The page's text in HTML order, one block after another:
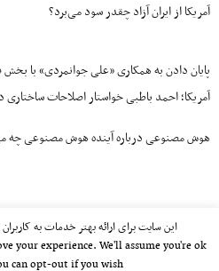
آمریکا از ایران آزاد چقدر سود می‌برد؟
پایان دادن به همکاری «علی جوانمردی» با
آمریکا؛ احمد باطبی خواستار اصلاحات ساختاری
هوش مصنوعی درباره آینده هوش مصنوعی چه
این سایت برای ارائه بهتر خدمات به
your experience. We'll assume you're ok
can opt-out if you wish.